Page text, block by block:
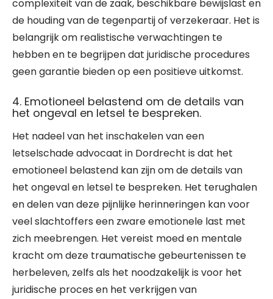
complexiteit van de zaak, beschikbare bewijslast en
de houding van de tegenpartij of verzekeraar. Het is
belangrijk om realistische verwachtingen te
hebben en te begrijpen dat juridische procedures
geen garantie bieden op een positieve uitkomst.
4. Emotioneel belastend om de details van
het ongeval en letsel te bespreken.
Het nadeel van het inschakelen van een
letselschade advocaat in Dordrecht is dat het
emotioneel belastend kan zijn om de details van
het ongeval en letsel te bespreken. Het terughalen
en delen van deze pijnlijke herinneringen kan voor
veel slachtoffers een zware emotionele last met
zich meebrengen. Het vereist moed en mentale
kracht om deze traumatische gebeurtenissen te
herbeleven, zelfs als het noodzakelijk is voor het
juridische proces en het verkrijgen van